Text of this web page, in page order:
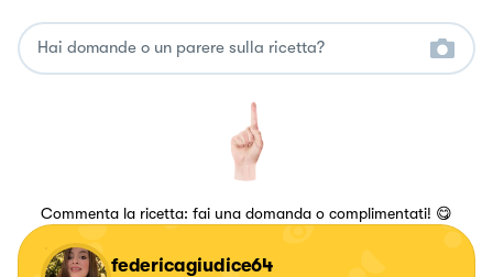
Commenta la ricetta: fai una domanda o complimentati! 😋
federicagiudice64